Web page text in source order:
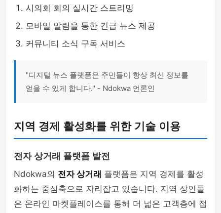
시의회 회의 실시간 스트리밍
모바일 알림을 통한 긴급 뉴스 제공
커뮤니티 소식 구독 서비스
"디지털 뉴스 플랫폼은 주민들이 항상 최신 정보를
얻을 수 있게 합니다." - Ndokwa 언론인
지역 경제 활성화를 위한 기술 이용
전자 상거래 플랫폼 발전
Ndokwa의 전자 상거래 플랫폼은 지역 경제를 활성
화하는 중심축으로 자리잡고 있습니다. 지역 상인들
은 온라인 마켓플레이스를 통해 더 넓은 고객층에 접